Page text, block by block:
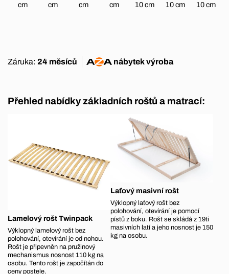
cm
cm
cm
cm
10 cm
10 cm
10 cm
Záruka: 24 měsíců nábytekvýroba
Přehled nabídky základních roštů a matrací:
Lamelový rošt Twinpack
Výklopný lamelový rošt bez
polohování, otevírání je od nohou.
Rošt je připevněn na pružinový
mechanismus nosnost 110 kg na
osobu. Tento rošt je započítán do
ceny postele.
Laťový masivní rošt
Výklopný laťový rošt bez
polohování, otevírání je pomocí
pístů z boku. Rošt se skládá z 19ti
masivních latí a jeho nosnost je 150
kg na osobu.